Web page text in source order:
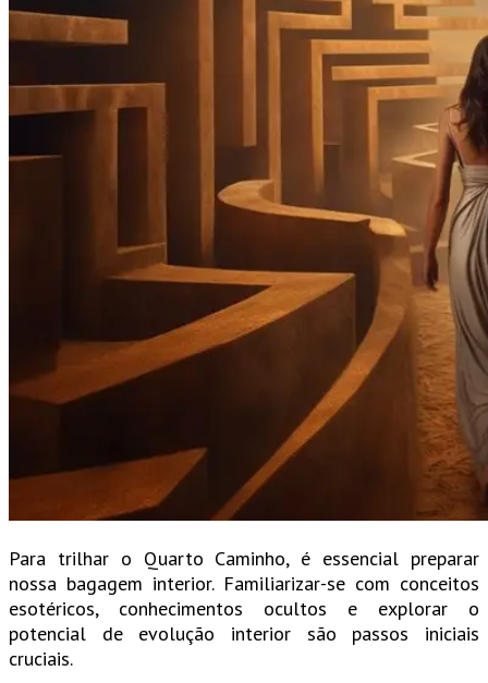
Para trilhar o Quarto Caminho, é essencial preparar
nossa bagagem interior. Familiarizar-se com conceitos
esotéricos, conhecimentos ocultos e explorar o
potencial de evolução interior são passos iniciais
cruciais.